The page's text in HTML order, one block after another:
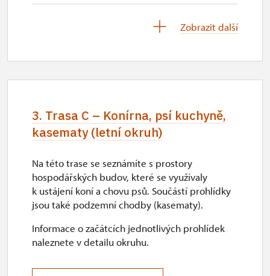
so–ne
10.00 – 10.45, 11.30 – 12.15,
12. 12.-13. 12.
14. 12.-20. 12.
Zobrazit další
3. Trasa C – Konírna, psí kuchyně,
kasematy (letní okruh)
Na této trase se seznámíte s prostory
hospodářských budov, které se využívaly
k ustájení koní a chovu psů. Součástí prohlídky
jsou také podzemní chodby (kasematy).
Informace o začátcích jednotlivých prohlídek
naleznete v detailu okruhu.